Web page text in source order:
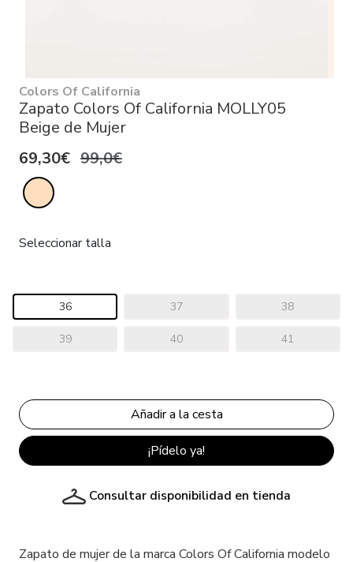
Colors Of California
Zapato Colors Of California MOLLY05
Beige de Mujer
69,30€ 99,0€
Seleccionar talla
36 37 38
39 40 41
¡Pídelo ya!
Consultar disponibilidad en tienda
Zapato de mujer de la marca Colors Of California modelo